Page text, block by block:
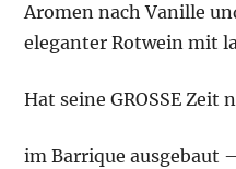
Aromen nach Vanille
eleganter Rotwein mit
Hat seine GROSSE Zeit
im Barrique ausgebaut